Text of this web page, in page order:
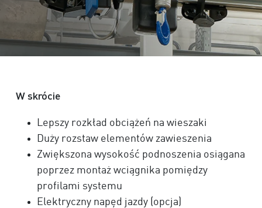
W skrócie
Lepszy rozkład obciążeń na wieszaki
Duży rozstaw elementów zawieszenia
Zwiększona wysokość podnoszenia osiągana
poprzez montaż wciągnika pomiędzy
profilami systemu
Elektryczny napęd jazdy (opcja)